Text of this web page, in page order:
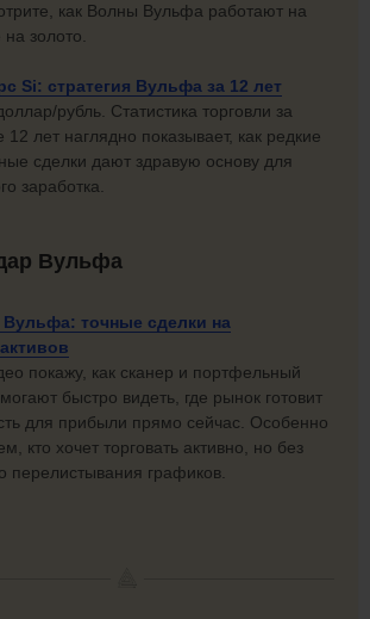
как Волны Вульфа работают на
золото.
Si: стратегия Вульфа за 12 лет
рубль. Статистика торговли за
12 лет наглядно показывает, как редкие
сделки дают здравую основу для
заработка.
Вульфа
Вульфа: точные сделки на
покажу, как сканер и портфельный
быстро видеть, где рынок готовит
для прибыли прямо сейчас. Особенно
кто хочет торговать активно, но без
перелистывания графиков.